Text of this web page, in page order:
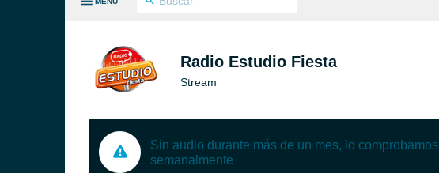
Radio Estudio Fiesta
Stream
Sin audio durante más de un mes, lo comprobamos
semanalmente